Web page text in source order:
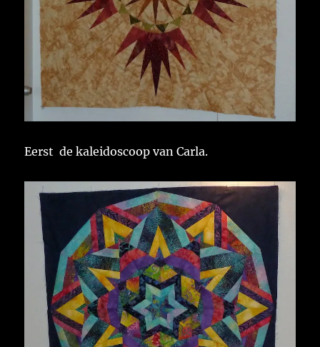
Eerst de kaleidoscoop van Carla.